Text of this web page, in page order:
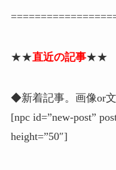
★★直近の記事★★
◆新着記事。画像or
[npc id=”new-post”
height=”50″]